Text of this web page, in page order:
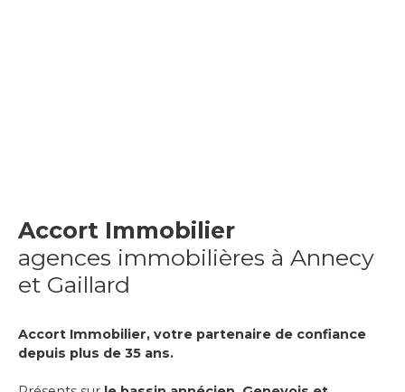
Accort Immobilier
agences immobilières à Annecy
et Gaillard
Accort Immobilier, votre partenaire de confiance
depuis plus de 35 ans.